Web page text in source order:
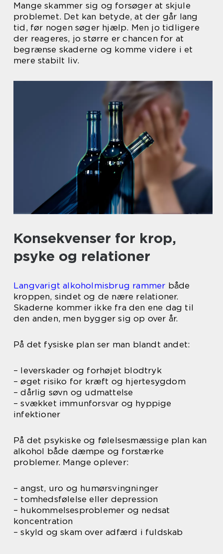
Mange skammer sig og forsøger at skjule
problemet. Det kan betyde, at der går lang
tid, før nogen søger hjælp. Men jo tidligere
der reageres, jo større er chancen for at
begrænse skaderne og komme videre i et
mere stabilt liv.
Konsekvenser for krop,
psyke og relationer
Langvarigt alkoholmisbrug rammer både
kroppen, sindet og de nære relationer.
Skaderne kommer ikke fra den ene dag til
den anden, men bygger sig op over år.
På det fysiske plan ser man blandt andet:
– leverskader og forhøjet blodtryk
– øget risiko for kræft og hjertesygdom
– dårlig søvn og udmattelse
– svækket immunforsvar og hyppige
infektioner
På det psykiske og følelsesmæssige plan kan
alkohol både dæmpe og forstærke
problemer. Mange oplever:
– angst, uro og humørsvingninger
– tomhedsfølelse eller depression
– hukommelsesproblemer og nedsat
koncentration
– skyld og skam over adfærd i fuldskab